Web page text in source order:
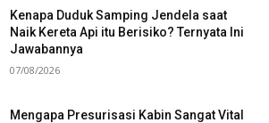
Kenapa Duduk Samping Jendela saat
Naik Kereta Api itu Berisiko? Ternyata Ini
Jawabannya
07/08/2026
Mengapa Presurisasi Kabin Sangat Vital